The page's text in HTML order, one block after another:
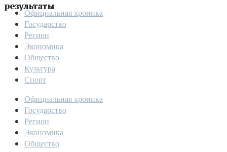
результаты
Официальная хроника
Государство
Регион
Экономика
Общество
Культура
Спорт
Официальная хроника
Государство
Регион
Экономика
Общество